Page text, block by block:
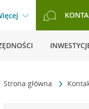
Strona główna